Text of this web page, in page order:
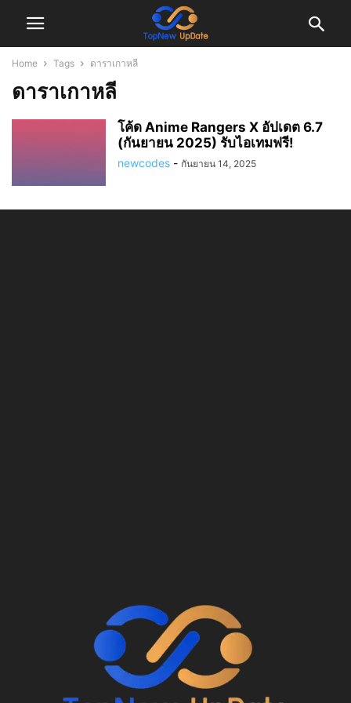
Home Tags ดาราเกาหลี
ดาราเกาหลี
โค้ด Anime Rangers X อัปเดต 6.7
(กันยายน 2025) รับไอเทมฟรี!
newcodes - กันยายน 14, 2025